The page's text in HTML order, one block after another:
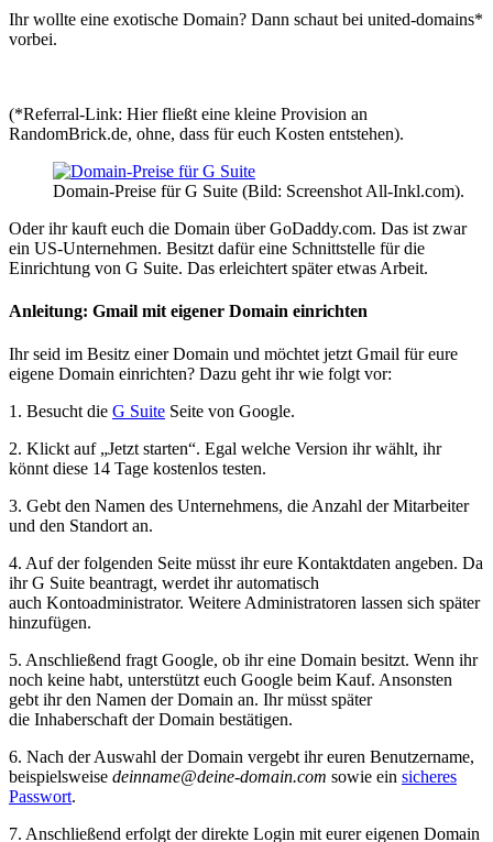
Ihr wollte eine exotische Domain? Dann schaut bei united-domains*
vorbei.
(*Referral-Link: Hier fließt eine kleine Provision an
RandomBrick.de, ohne, dass für euch Kosten entstehen).
Domain-Preise für G Suite (Bild: Screenshot All-Inkl.com).
Oder ihr kauft euch die Domain über GoDaddy.com. Das ist zwar
ein US-Unternehmen. Besitzt dafür eine Schnittstelle für die
Einrichtung von G Suite. Das erleichtert später etwas Arbeit.
Anleitung: Gmail mit eigener Domain einrichten
Ihr seid im Besitz einer Domain und möchtet jetzt Gmail für eure
eigene Domain einrichten? Dazu geht ihr wie folgt vor:
1. Besucht die G Suite Seite von Google.
2. Klickt auf „Jetzt starten“. Egal welche Version ihr wählt, ihr
könnt diese 14 Tage kostenlos testen.
3. Gebt den Namen des Unternehmens, die Anzahl der Mitarbeiter
und den Standort an.
4. Auf der folgenden Seite müsst ihr eure Kontaktdaten angeben. Da
ihr G Suite beantragt, werdet ihr automatisch
auch Kontoadministrator. Weitere Administratoren lassen sich später
hinzufügen.
5. Anschließend fragt Google, ob ihr eine Domain besitzt. Wenn ihr
noch keine habt, unterstützt euch Google beim Kauf. Ansonsten
gebt ihr den Namen der Domain an. Ihr müsst später
die Inhaberschaft der Domain bestätigen.
6. Nach der Auswahl der Domain vergebt ihr euren Benutzername,
beispielsweise deinname@deine-domain.com sowie ein sicheres
Passwort.
7. Anschließend erfolgt der direkte Login mit eurer eigenen Domain